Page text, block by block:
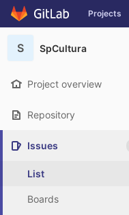
Skip to content
GitLab Projects
S SpCultura
Project overview
Repository
Issues
List
Boards